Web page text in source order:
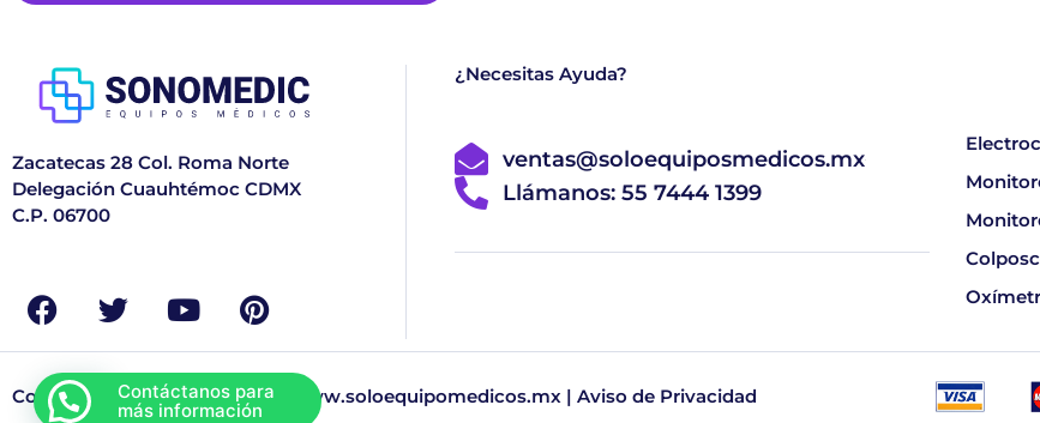
Zacatecas 28 Col. Roma Norte
Delegación Cuauhtémoc CDMX
C.P. 06700
¿Necesitas Ayuda?
ventas@soloequiposmedicos.mx
Llámanos: 55 7444 1399
Copyright © 2026 Sonomedic, www.soloequipomedicos.mx | Aviso de Privacidad